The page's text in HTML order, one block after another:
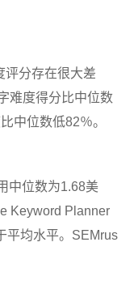
评分存在很大差
难度得分比中位数
中位数低82％。
中位数为1.68美
Keyword Planner
平均水平。SEMrus